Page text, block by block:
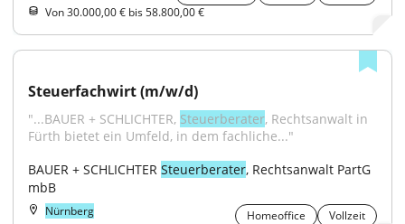
Von 30.000,00 € bis 58.800,00 €
Steuerfachwirt (m/w/d)
"...BAUER + SCHLICHTER, Steuerberater, Rechtsanwalt in
Fürth bietet ein Umfeld, in dem fachliche..."
BAUER + SCHLICHTER Steuerberater, Rechtsanwalt PartG
mbB
Nürnberg Homeoffice Vollzeit